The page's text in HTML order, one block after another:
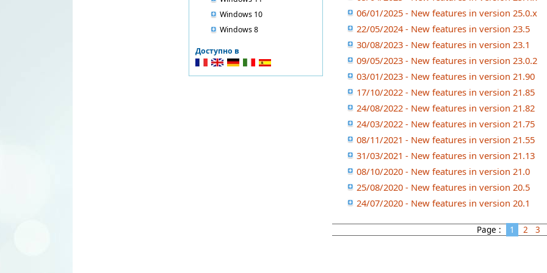
Windows 10
Windows 8
Доступно в
06/01/2025 - New features in version 25.0.x
22/05/2024 - New features in version 23.5
30/08/2023 - New features in version 23.1
09/05/2023 - New features in version 23.0.2
03/01/2023 - New features in version 21.90
17/10/2022 - New features in version 21.85
24/08/2022 - New features in version 21.82
24/03/2022 - New features in version 21.75
08/11/2021 - New features in version 21.55
31/03/2021 - New features in version 21.13
08/10/2020 - New features in version 21.0
25/08/2020 - New features in version 20.5
24/07/2020 - New features in version 20.1
Page : 1 2 3